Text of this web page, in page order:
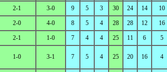
2-1 3-0 9 5 3 30 24 14 10
2-0 4-0 8 5 4 28 28 12 16
2-1 1-0 7 4 4 25 11 6 5
1-0 3-1 7 5 4 25 20 16 4